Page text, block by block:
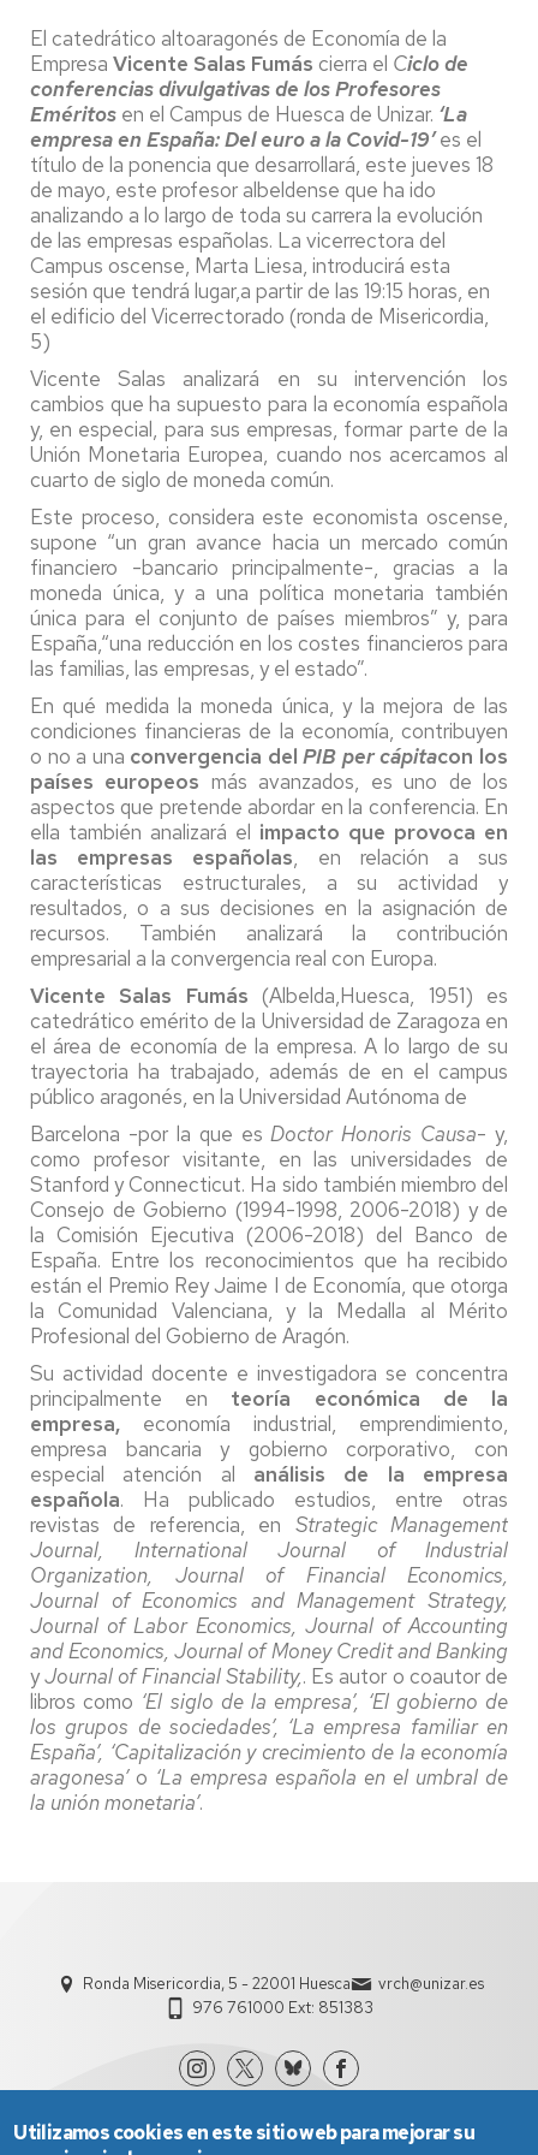
El catedrático altoaragonés de Economía de la
Empresa Vicente Salas Fumás cierra el Ciclo de
conferencias divulgativas de los Profesores
Eméritos en el Campus de Huesca de Unizar. ‘La
empresa en España: Del euro a la Covid-19’es el
título de la ponencia que desarrollará, este jueves 18
de mayo, este profesor albeldense que ha ido
analizando a lo largo de toda su carrera la evolución
de las empresas españolas. La vicerrectora del
Campus oscense, Marta Liesa, introducirá esta
sesión que tendrá lugar,a partir de las 19:15 horas, en
el edificio del Vicerrectorado (ronda de Misericordia,
5)
Vicente Salas analizará en su intervención los
cambios que ha supuesto para la economía española
y, en especial, para sus empresas, formar parte de la
Unión Monetaria Europea, cuando nos acercamos al
cuarto de siglo de moneda común.
Este proceso, considera este economista oscense,
supone “un gran avance hacia un mercado común
financiero -bancario principalmente-, gracias a la
moneda única, y a una política monetaria también
única para el conjunto de países miembros” y, para
España,“una reducción en los costes financieros para
las familias, las empresas, y el estado”.
En qué medida la moneda única, y la mejora de las
condiciones financieras de la economía, contribuyen
o no a una convergencia delPIB per cápitacon los
países europeos más avanzados, es uno de los
aspectos que pretende abordar en la conferencia. En
ella también analizará el impacto que provoca en
las empresas españolas, en relación a sus
características estructurales, a su actividad y
resultados, o a sus decisiones en la asignación de
recursos. También analizará la contribución
empresarial a la convergencia real con Europa.
Vicente Salas Fumás (Albelda,Huesca, 1951) es
catedrático emérito de la Universidad de Zaragoza en
el área de economía de la empresa. A lo largo de su
trayectoria ha trabajado, además de en el campus
público aragonés, en la Universidad Autónoma de
Barcelona -por la que esDoctor Honoris Causa- y,
como profesor visitante, en las universidades de
Stanford y Connecticut. Ha sido también miembro del
Consejo de Gobierno (1994-1998, 2006-2018) y de
la Comisión Ejecutiva (2006-2018) del Banco de
España. Entre los reconocimientos que ha recibido
están el Premio Rey Jaime I de Economía, que otorga
la Comunidad Valenciana, y la Medalla al Mérito
Profesional del Gobierno de Aragón.
Su actividad docente e investigadora se concentra
principalmente en teoría económica de la
empresa, economía industrial, emprendimiento,
empresa bancaria y gobierno corporativo, con
especial atención al análisis de la empresa
española. Ha publicado estudios, entre otras
revistas de referencia, en Strategic Management
Journal, International Journal of Industrial
Organization, Journal of Financial Economics,
Journal of Economics and Management Strategy,
Journal of Labor Economics, Journal of Accounting
and Economics, Journal of Money Credit and Banking
yJournal of Financial Stability,. Es autor o coautor de
libros como ‘El siglo de la empresa’, ‘El gobierno de
los grupos de sociedades’, ‘La empresa familiar en
España’, ‘Capitalización y crecimiento de la economía
aragonesa’ o ‘La empresa española en el umbral de
la unión monetaria’.
Ronda Misericordia, 5 - 22001 Huesca
vrch@unizar.es
976 761000 Ext: 851383
Utilizamos cookies en este sitio web para mejorar su